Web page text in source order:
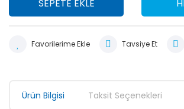
SEPETE EKLE
Tavsiye Et
Ürün Bilgisi Taksit Seçenekleri